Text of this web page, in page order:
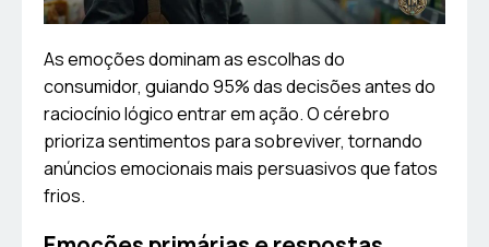
As emoções dominam as escolhas do
consumidor, guiando 95% das decisões antes do
raciocínio lógico entrar em ação. O cérebro
prioriza sentimentos para sobreviver, tornando
anúncios emocionais mais persuasivos que fatos
frios.